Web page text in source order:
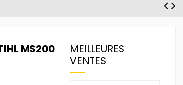
MS200
MEILLEURES
VENTES